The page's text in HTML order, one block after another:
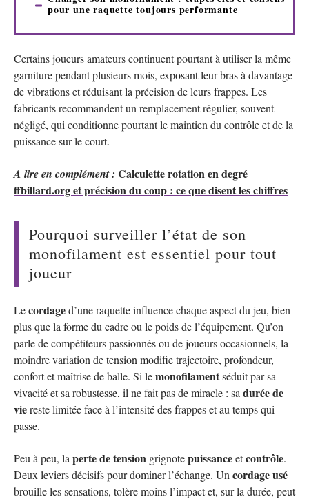
pour une raquette toujours performante
Certains joueurs amateurs continuent pourtant à utiliser la même
garniture pendant plusieurs mois, exposant leur bras à davantage
de vibrations et réduisant la précision de leurs frappes. Les
fabricants recommandent un remplacement régulier, souvent
négligé, qui conditionne pourtant le maintien du contrôle et de la
puissance sur le court.
A lire en complément : Calculette rotation en degré
ffbillard.org et précision du coup : ce que disent les chiffres
Pourquoi surveiller l’état de son
monofilament est essentiel pour tout
joueur
Lecordaged’une raquette influence chaque aspect du jeu, bien
plus que la forme du cadre ou le poids de l’équipement. Qu’on
parle de compétiteurs passionnés ou de joueurs occasionnels, la
moindre variation de tension modifie trajectoire, profondeur,
confort et maîtrise de balle. Si lemonofilamentséduit par sa
vivacité et sa robustesse, il ne fait pas de miracle : sa durée de
viereste limitée face à l’intensité des frappes et au temps qui
passe.
Peu à peu, la perte de tension grignotepuissanceetcontrôle.
Deux leviers décisifs pour dominer l’échange. Un cordage usé
brouille les sensations, tolère moins l’impact et, sur la durée, peut